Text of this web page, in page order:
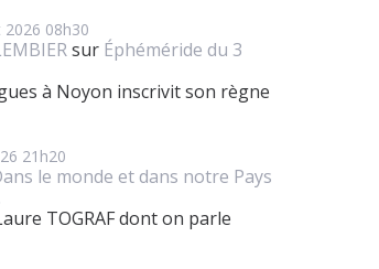
2026 08h30
sur Éphéméride du 3
à Noyon inscrivit son règne
21h20
le monde et dans notre Pays
TOGRAF dont on parle